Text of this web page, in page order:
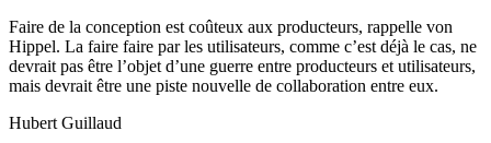
Faire de la conception est coûteux aux producteurs, rappelle von
Hippel. La faire faire par les utilisateurs, comme c’est déjà le cas, ne
devrait pas être l’objet d’une guerre entre producteurs et utilisateurs,
mais devrait être une piste nouvelle de collaboration entre eux.
Hubert Guillaud